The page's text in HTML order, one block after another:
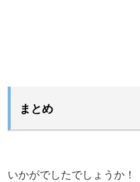
まとめ
いかがでしたでしょうか！